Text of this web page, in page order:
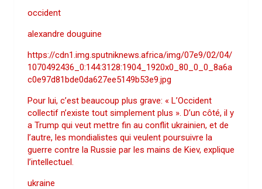
occident
alexandre douguine
https://cdn1.img.sputniknews.africa/img/07e9/02/04/
1070492436_0:144:3128:1904_1920x0_80_0_0_8a6a
c0e97d81bde0da627ee5149b53e9.jpg
Pour lui, c’est beaucoup plus grave: « L’Occident
collectif n’existe tout simplement plus ». D’un côté, il y
a Trump qui veut mettre fin au conflit ukrainien, et de
l’autre, les mondialistes qui veulent poursuivre la
guerre contre la Russie par les mains de Kiev, explique
l’intellectuel.
ukraine